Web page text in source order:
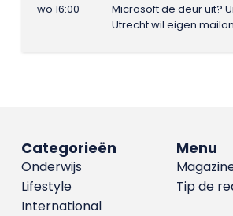
wo 16:00
Microsoft de deur uit?
Utrecht wil eigen
Menu
Tip de
Categorieën
Onderwijs
Lifestyle
International